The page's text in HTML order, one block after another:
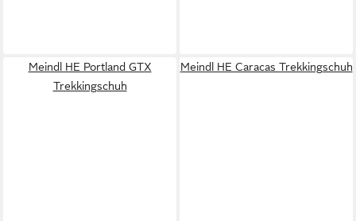
Meindl HE Portland GTX
Trekkingschuh
Meindl HE Caracas Trekkingschuh